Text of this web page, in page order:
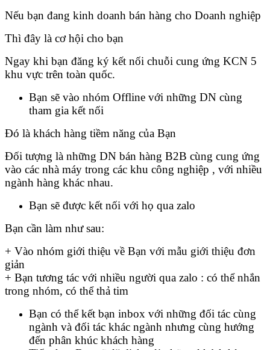
Nếu bạn đang kinh doanh bán hàng cho Doanh nghiệp
Thì đây là cơ hội cho bạn
Ngay khi bạn đăng ký kết nối chuỗi cung ứng KCN 5
khu vực trên toàn quốc.
Bạn sẽ vào nhóm Offline với những DN cùng
tham gia kết nối
Đó là khách hàng tiềm năng của Bạn
Đối tượng là những DN bán hàng B2B cùng cung ứng
vào các nhà máy trong các khu công nghiệp , với nhiều
ngành hàng khác nhau.
Bạn sẽ được kết nối với họ qua zalo
Bạn cần làm như sau:
+ Vào nhóm giới thiệu về Bạn với mẫu giới thiệu đơn
giản
+ Bạn tương tác với nhiều người qua zalo : có thể nhắn
trong nhóm, có thể thả tim
Bạn có thể kết bạn inbox với những đối tác cùng
ngành và đối tác khác ngành nhưng cùng hướng
đến phân khúc khách hàng